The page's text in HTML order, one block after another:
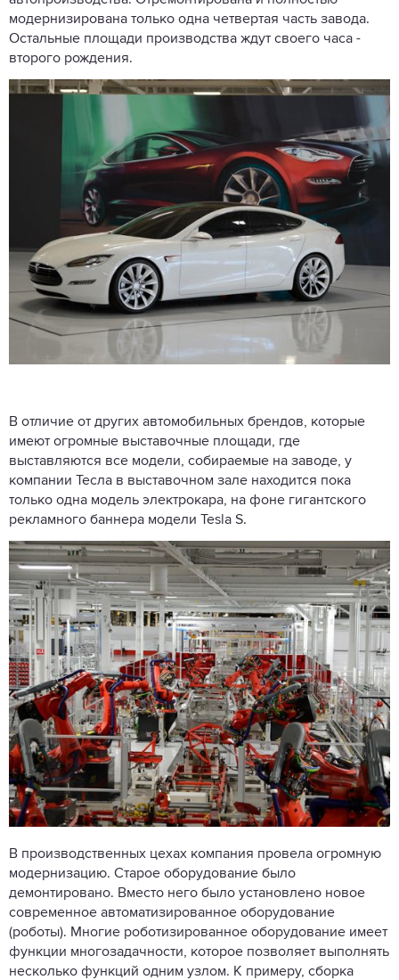
модернизирована только одна четвертая часть завода.
Остальные площади производства ждут своего часа -
второго рождения.
В отличие от других автомобильных брендов, которые
имеют огромные выставочные площади, где
выставляются все модели, собираемые на заводе, у
компании Тесла в выставочном зале находится пока
только одна модель электрокара, на фоне гигантского
рекламного баннера модели Tesla S.
В производственных цехах компания провела огромную
модернизацию. Старое оборудование было
демонтировано. Вместо него было установлено новое
современное автоматизированное оборудование
(роботы). Многие роботизированное оборудование имеет
функции многозадачности, которое позволяет выполнять
несколько функций одним узлом. К примеру, сборка